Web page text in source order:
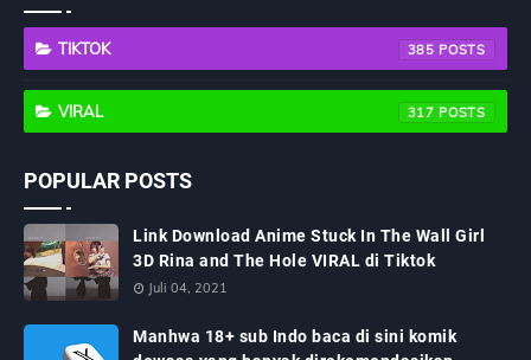
TIKTOK 385
VIRAL 317
POPULAR POSTS
Link Download Anime Stuck In The Wall Girl
3D Rina and The Hole VIRAL di Tiktok
Juli 04, 2021
Manhwa 18+ sub Indo baca di sini komik